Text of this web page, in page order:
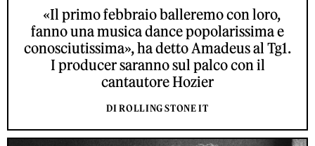
«Il primo febbraio balleremo con loro,
fanno una musica dance popolarissima e
conosciutissima», ha detto Amadeus al Tg1.
I producer saranno sul palco con il
cantautore Hozier
DI ROLLING STONE IT